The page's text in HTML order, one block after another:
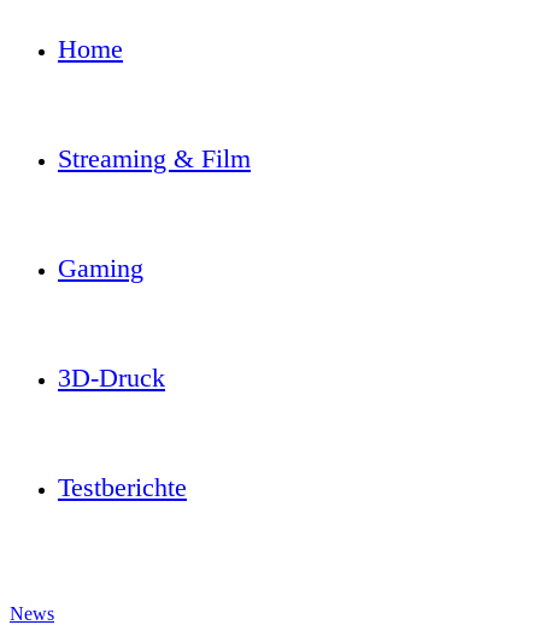
Home
Streaming & Film
Gaming
3D-Druck
Testberichte
News